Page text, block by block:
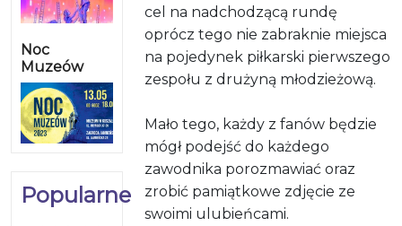
Noc
Muzeów
Popularne
cel na nadchodzącą rundę
oprócz tego nie zabraknie miejsca
na pojedynek piłkarski pierwszego
zespołu z drużyną młodzieżową.
Mało tego, każdy z fanów będzie
mógł podejść do każdego
zawodnika porozmawiać oraz
zrobić pamiątkowe zdjęcie ze
swoimi ulubieńcami.